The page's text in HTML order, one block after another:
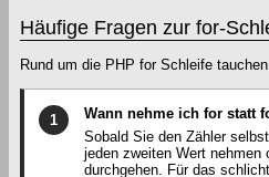
Häufige Fragen zur for-
Rund um die PHP for Schleife
1
Wann nehme ich for statt
Sobald Sie den Zähler
jeden zweiten Wert nehmen
durchgehen. Für das